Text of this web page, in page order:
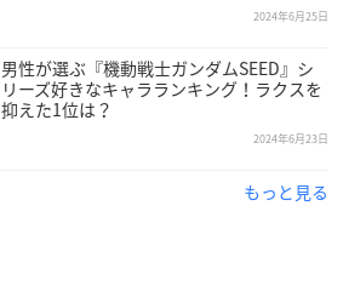
2024年6月25日
男性が選ぶ『機動戦士ガンダムSEED』シ
リーズ好きなキャラランキング！ラクスを
抑えた1位は？
2024年6月23日
もっと見る